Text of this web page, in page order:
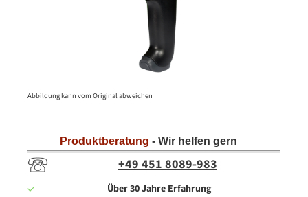
Abbildung kann vom Original abweichen
Produktberatung - Wir helfen gern
+49 451 8089-983
Über 30 Jahre Erfahrung